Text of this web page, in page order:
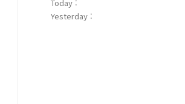
Today :
Yesterday :